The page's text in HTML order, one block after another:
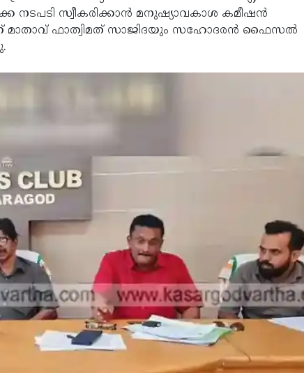
നടപടി സ്വീകരിക്കാന്‍ മനുഷ്യാവകാശ കമീഷന്‍
മാതാവ് ഫാത്വിമത് സാജിദയും സഹോദരന്‍ ഫൈസല്‍